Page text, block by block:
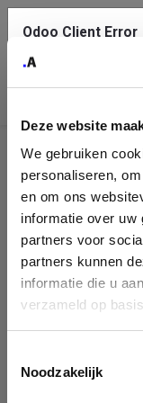
Deze website
We gebruiken
personaliseren,
en om ons
informatie over uw
partners voor
partners kunnen
informatie die u
verzameld op
Noodzakelijk
Company
Identification
Please fill in
You can search a
enterprise ID. When a
form. If you don't find
Odoo Client Error
service.
See details
Ok